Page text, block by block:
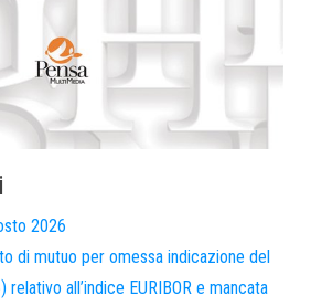
2026
di mutuo per omessa indicazione del
all’indice EURIBOR e mancata